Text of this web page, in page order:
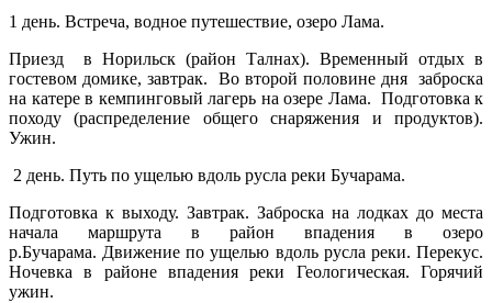
1 день. Встреча, водное путешествие, озеро Лама.
Приезд в Норильск (район Талнах). Временный отдых в
гостевом домике, завтрак. Во второй половине дня заброска
на катере в кемпинговый лагерь на озере Лама. Подготовка к
походу (распределение общего снаряжения и продуктов).
Ужин.
2 день. Путь по ущелью вдоль русла реки Бучарама.
Подготовка к выходу. Завтрак. Заброска на лодках до места
начала маршрута в район впадения в озеро
р.Бучарама. Движение по ущелью вдоль русла реки. Перекус.
Ночевка в районе впадения реки Геологическая. Горячий
ужин.